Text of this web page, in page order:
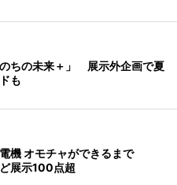
ちの未来＋」 展示外企画で夏
も
機 オモチャができるまで
展示100点超